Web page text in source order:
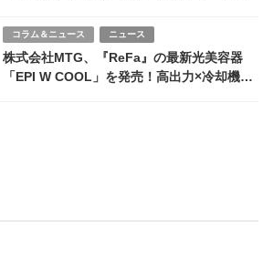
コラム＆ニュース ニュース
株式会社MTG、『ReFa』の最新光美容器
「EPI W COOL」を発売！高出力×冷却機能